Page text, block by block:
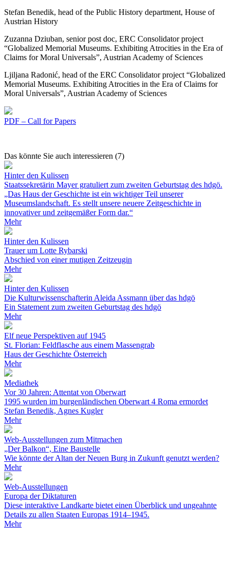
Stefan Benedik, head of the Public History department, House of
Austrian History
Zuzanna Dziuban, senior post doc, ERC Consolidator project
“Globalized Memorial Museums. Exhibiting Atrocities in the Era of
Claims for Moral Universals”, Austrian Academy of Sciences
Ljiljana Radonić, head of the ERC Consolidator project “Globalized
Memorial Museums. Exhibiting Atrocities in the Era of Claims for
Moral Universals”, Austrian Academy of Sciences
PDF – Call for Papers
Das könnte Sie auch interessieren (7)
Hinter den Kulissen
Staatssekretärin Mayer gratuliert zum zweiten Geburtstag des hdgö.
„Das Haus der Geschichte ist ein wichtiger Teil unserer
Museumslandschaft. Es stellt unsere neuere Zeitgeschichte in
innovativer und zeitgemäßer Form dar.“
Mehr
Hinter den Kulissen
Trauer um Lotte Rybarski
Abschied von einer mutigen Zeitzeugin
Mehr
Hinter den Kulissen
Die Kulturwissenschafterin Aleida Assmann über das hdgö
Ein Statement zum zweiten Geburtstag des hdgö
Mehr
Elf neue Perspektiven auf 1945
St. Florian: Feldflasche aus einem Massengrab
Haus der Geschichte Österreich
Mehr
Mediathek
Vor 30 Jahren: Attentat von Oberwart
1995 wurden im burgenländischen Oberwart 4 Roma ermordet
Stefan Benedik, Agnes Kugler
Mehr
Web-Ausstellungen zum Mitmachen
„Der Balkon“, Eine Baustelle
Wie könnte der Altan der Neuen Burg in Zukunft genutzt werden?
Mehr
Web-Ausstellungen
Europa der Diktaturen
Diese interaktive Landkarte bietet einen Überblick und ungeahnte
Details zu allen Staaten Europas 1914–1945.
Mehr